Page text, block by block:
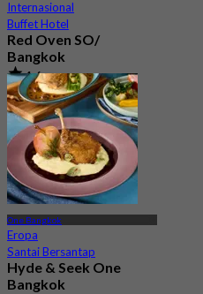
Internasional
Buffet Hotel
Red Oven SO/
Bangkok
4.6
15.8K telah dipesan
Dari฿ 800
One Bangkok
Eropa
Santai Bersantap
Hyde & Seek One
Bangkok